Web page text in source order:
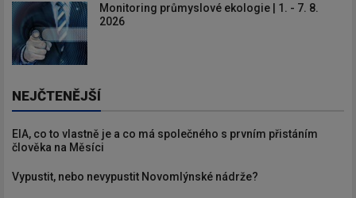
Monitoring průmyslové ekologie | 1. - 7. 8.
2026
NEJČTENĚJŠÍ
EIA, co to vlastně je a co má společného s prvním přistáním
člověka na Měsíci
Vypustit, nebo nevypustit Novomlýnské nádrže?